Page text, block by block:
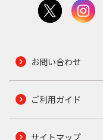
お問い合わせ
ご利用ガイド
サイトマップ